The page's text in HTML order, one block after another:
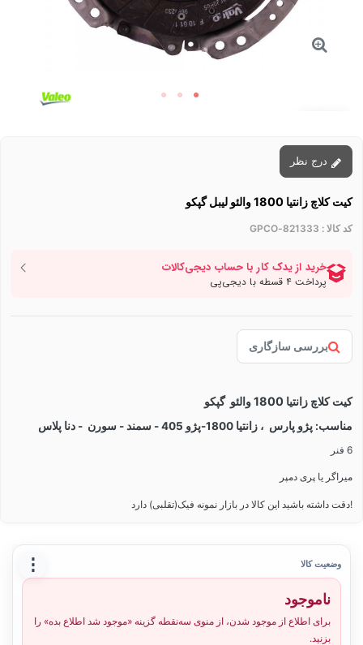
کیت کلاچ زانتیا 1800 والئو لیبل گپکو
کد کالا : 821333-GPCO
بررسی سازگاری
کیت کلاچ زانتیا 1800 والئو گپکو
مناسب: پژو پارس ، زانتیا 1800-پژو 405 - سمند - سورن - دنا پلاس
6 فنر
میراگر یا پری دمپر
!دقت داشته باشید این کالا در بازار نمونه فیک(تقلبی) دارد
⋮ وضعیت کالا
ناموجود
برای اطلاع از موجود شدن، از منوی سه‌نقطه گزینه «موجود شد اطلاع بده» را
بزنید.